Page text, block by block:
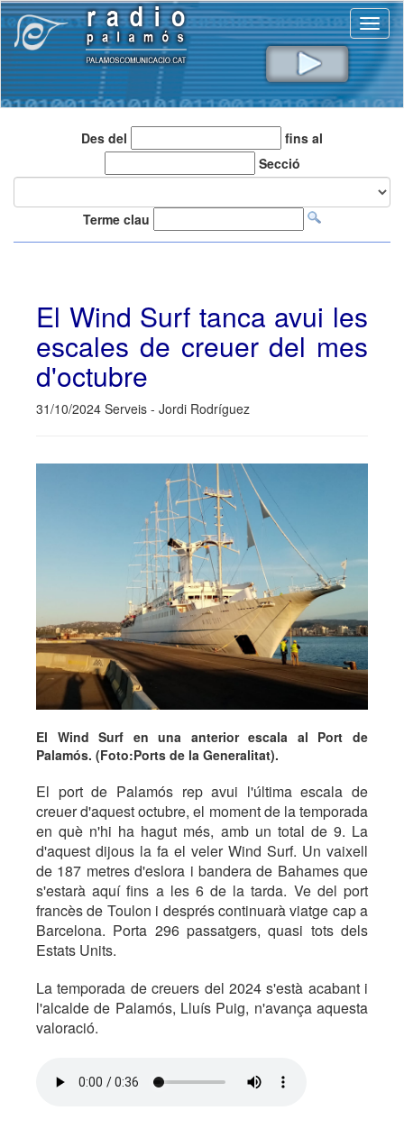
Des del
fins al
Secció
Terme clau
El Wind Surf tanca avui les
escales de creuer del mes
d'octubre
31/10/2024 Serveis - Jordi Rodríguez
El Wind Surf en una anterior escala al Port de
Palamós. (Foto:Ports de la Generalitat).
El port de Palamós rep avui l'última escala de
creuer d'aquest octubre, el moment de la temporada
en què n'hi ha hagut més, amb un total de 9. La
d'aquest dijous la fa el veler Wind Surf. Un vaixell
de 187 metres d'eslora i bandera de Bahames que
s'estarà aquí fins a les 6 de la tarda. Ve del port
francès de Toulon i després continuarà viatge cap a
Barcelona. Porta 296 passatgers, quasi tots dels
Estats Units.
La temporada de creuers del 2024 s'està acabant i
l'alcalde de Palamós, Lluís Puig, n'avança aquesta
valoració.